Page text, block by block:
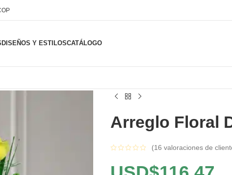
DISEÑOS Y ESTILOSCATÁLOGO
Arreglo Floral
(16 valoraciones de